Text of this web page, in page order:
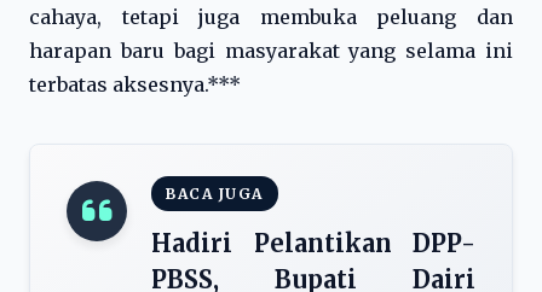
cahaya, tetapi juga membuka peluang dan
harapan baru bagi masyarakat yang selama ini
terbatas aksesnya.***
BACA JUGA
Hadiri Pelantikan DPP-
PBSS, Bupati Dairi